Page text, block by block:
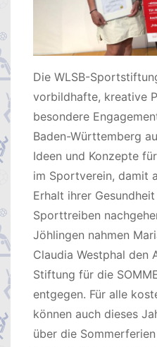
Die WLSB-
vorbildhafte, kreative
besondere
Baden-Württemberg
Ideen und Konzepte
im Sportverein, damit
Erhalt ihrer
Sporttreiben
Jöhlingen nahmen
Claudia Westphal den
Stiftung für die
entgegen. Für alle
können auch dieses
über die